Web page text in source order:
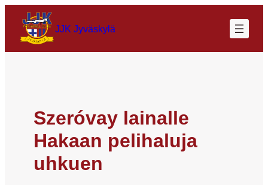
JJK Jyväskylä
Szeróvay lainalle
Hakaan pelihaluja
uhkuen